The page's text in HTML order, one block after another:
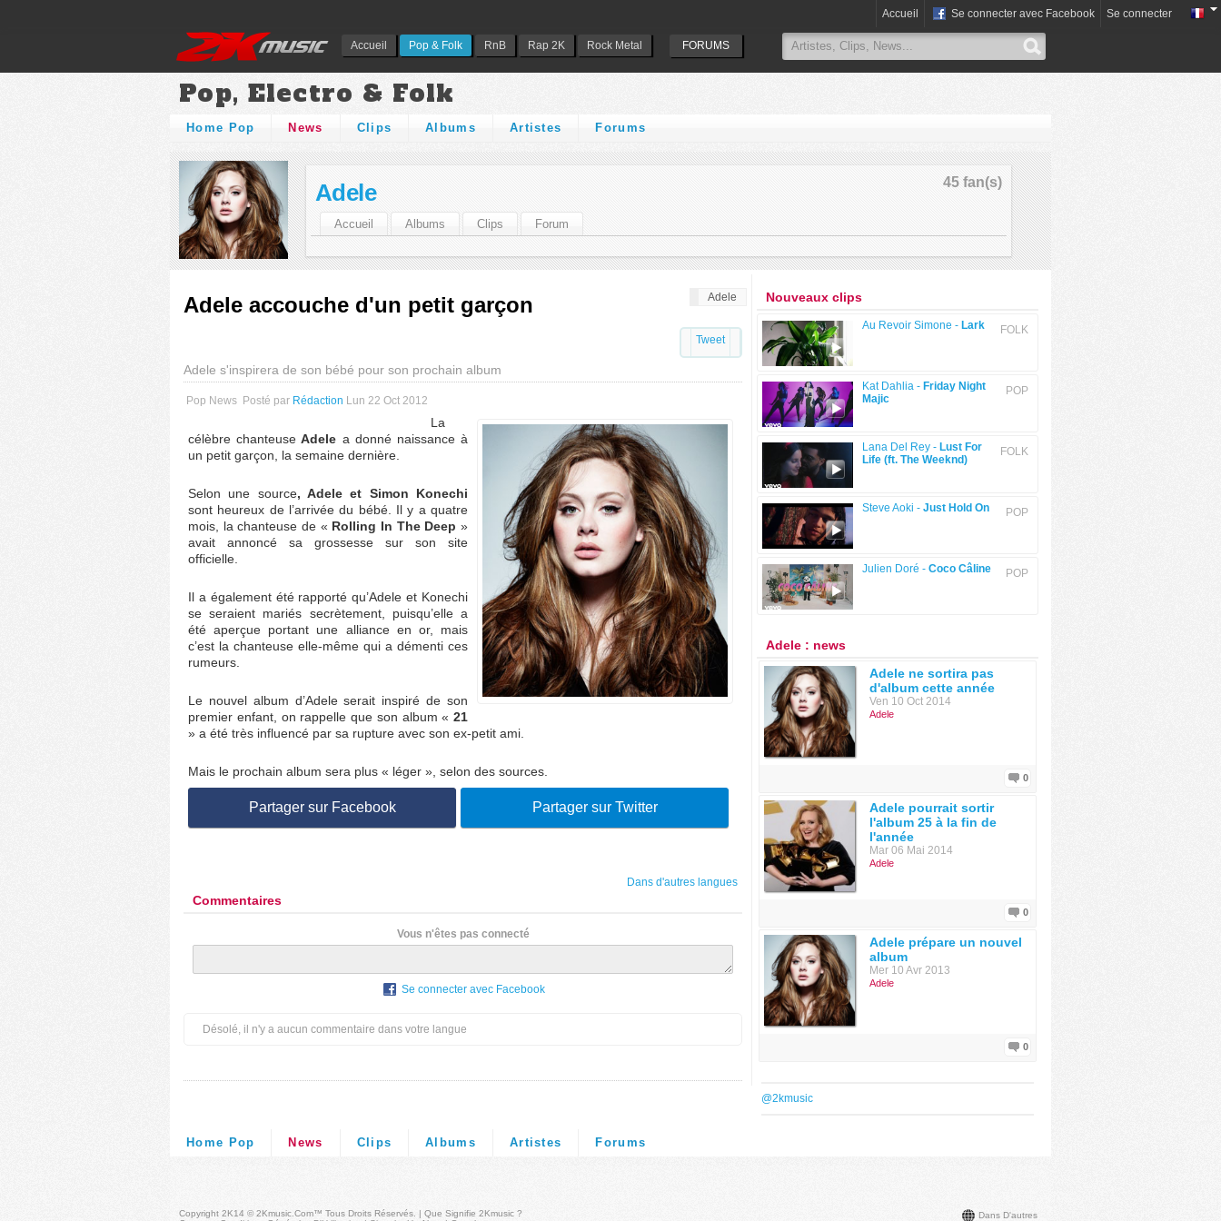
Accueil Pop & Folk RnB Rap 2K Rock Metal FORUMS
Accueil Se connecter avec Facebook Se connecter
Pop, Electro & Folk
Home Pop News Clips Albums Artistes Forums
45 fan(s)
Adele
Accueil Albums Clips Forum
Adele
Adele accouche d'un petit garçon
Tweet
Adele s'inspirera de son bébé pour son prochain album
Pop News Posté par Rédaction Lun 22 Oct 2012
La
célèbre chanteuse Adele a donné naissance à
un petit garçon, la semaine dernière.
Selon une source, Adele et Simon Konechi
sont heureux de l’arrivée du bébé. Il y a quatre
mois, la chanteuse de « Rolling In The Deep »
avait annoncé sa grossesse sur son site
officielle.
Il a également été rapporté qu’Adele et Konechi
se seraient mariés secrètement, puisqu’elle a
été aperçue portant une alliance en or, mais
c’est la chanteuse elle-même qui a démenti ces
rumeurs.
Le nouvel album d’Adele serait inspiré de son
premier enfant, on rappelle que son album « 21
» a été très influencé par sa rupture avec son ex-petit ami.
Mais le prochain album sera plus « léger », selon des sources.
Partager sur Facebook Partager sur Twitter
Dans d'autres langues
Commentaires
Vous n'êtes pas connecté
Se connecter avec Facebook
Désolé, il n'y a aucun commentaire dans votre langue
Nouveaux clips
FOLK
Au Revoir Simone - Lark
POP
Kat Dahlia - Friday Night
Majic
FOLK
Lana Del Rey - Lust For
Life (ft. The Weeknd)
POP
Steve Aoki - Just Hold On
POP
Julien Doré - Coco Câline
Adele : news
Adele ne sortira pas
d'album cette année
Ven 10 Oct 2014
Adele
0
Adele pourrait sortir
l'album 25 à la fin de
l'année
Mar 06 Mai 2014
Adele
0
Adele prépare un nouvel
album
Mer 10 Avr 2013
Adele
0
@2kmusic
Home Pop News Clips Albums Artistes Forums
Dans D'autres
Copyright 2K14 © 2Kmusic.com™ Tous Droits Réservés . | Que Signifie 2Kmusic ?